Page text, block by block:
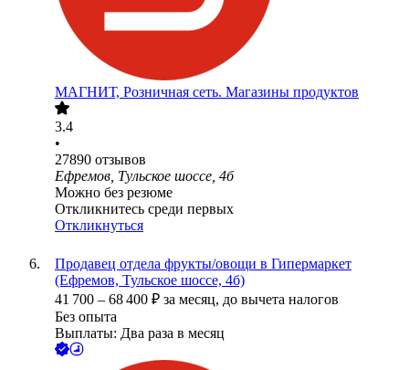
МАГНИТ, Розничная сеть. Магазины продуктов
3.4
•
27890 отзывов
Ефремов, Тульское шоссе, 4б
Можно без резюме
Откликнитесь среди первых
Откликнуться
Продавец отдела фрукты/овощи в Гипермаркет
(Ефремов, Тульское шоссе, 4б)
41 700 – 68 400 ₽ за месяц, до вычета налогов
Без опыта
Выплаты: Два раза в месяц